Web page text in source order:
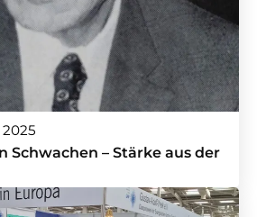
Schwachen – Stärke aus der